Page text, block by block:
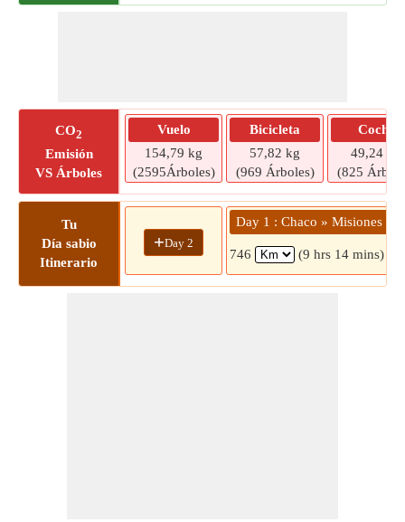
CO2
Emisión
VS Árboles
Vuelo
154,79 kg
(2595Árboles)
Bicicleta
57,82 kg
(969 Árboles)
Coche
49,24 kg
(825
Tu
Día sabio
Itinerario
+Day 2
Day 1 : Chaco » Misiones
746 (9 hrs 14 mins)